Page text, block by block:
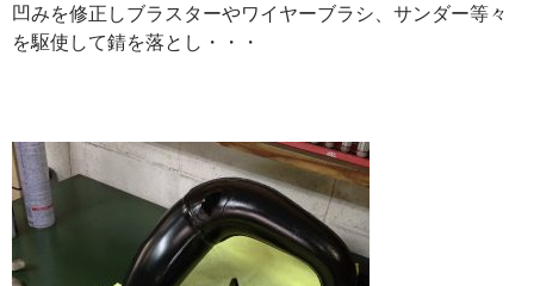
凹みを修正しブラスターやワイヤーブラシ、サンダー等々
を駆使して錆を落とし・・・